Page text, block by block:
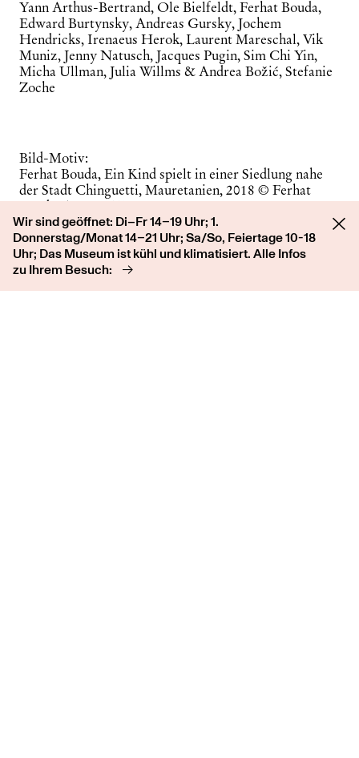
Yann Arthus-Bertrand, Ole Bielfeldt, Ferhat Bouda,
Edward Burtynsky, Andreas Gursky, Jochem
Hendricks, Irenaeus Herok, Laurent Mareschal, Vik
Muniz, Jenny Natusch, Jacques Pugin, Sim Chi Yin,
Micha Ullman, Julia Willms & Andrea Božić, Stefanie
Zoche
Bild-Motiv:
Ferhat Bouda, Ein Kind spielt in einer Siedlung nahe
der Stadt Chinguetti, Mauretanien, 2018 © Ferhat
Bouda, Agence VU, 2023
Wir sind geöffnet: Di–Fr 14–19 Uhr; 1.
Donnerstag/Monat 14–21 Uhr; Sa/So, Feiertage 10-18
Uhr; Das Museum ist kühl und klimatisiert. Alle Infos
zu Ihrem Besuch: